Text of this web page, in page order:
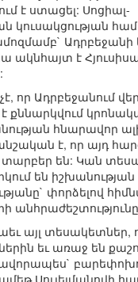
է ստացել: Սոցիալ-
կուսակցության
ակնհայտ է
որ Ադրբեջանում
քննարկվում
հնարավոր
է, որ այդ
տարբեր են: Կան
են իշխանության
փորձելով
այլ տեսակետներ,
եւ առաջ են